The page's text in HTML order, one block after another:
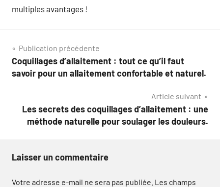
multiples avantages !
Navigation
de
Publication précédente
Coquillages d’allaitement : tout ce qu’il faut
savoir pour un allaitement confortable et naturel.
Article suivant
Les secrets des coquillages d’allaitement : une
méthode naturelle pour soulager les douleurs.
Laisser un commentaire
Votre adresse e-mail ne sera pas publiée. Les champs